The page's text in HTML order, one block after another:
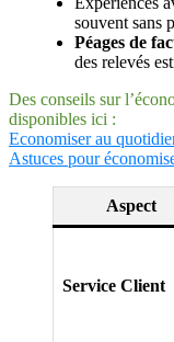
souvent sans
Péages de
des relevés
Des conseils sur
disponibles ici :
Economiser au
Astuces pour
Aspect
Service Client